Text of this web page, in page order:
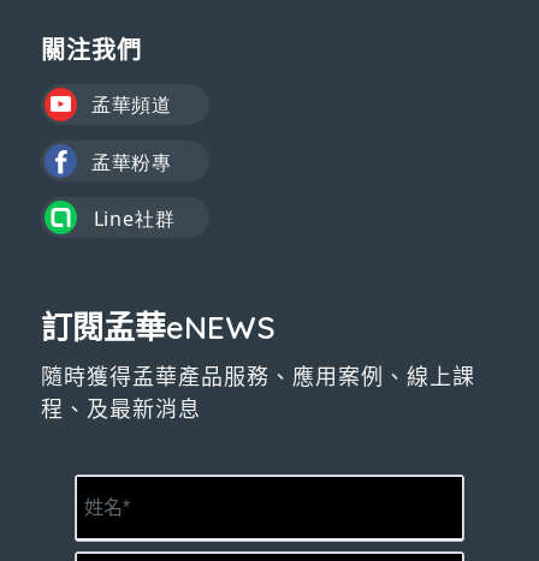
關注我們
訂閱孟華eNEWS
隨時獲得孟華產品服務、應用案例、線上課
程、及最新消息